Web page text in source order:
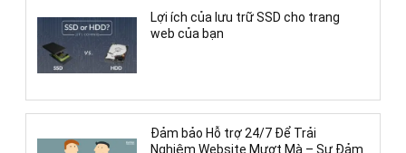
Lợi ích của lưu trữ SSD cho trang
web của bạn
Đảm bảo Hỗ trợ 24/7 Để Trải
Nghiệm Website Mượt Mà – Sự Đảm